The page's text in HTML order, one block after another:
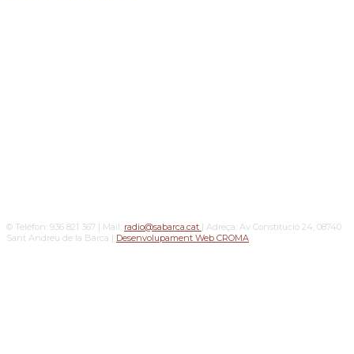
© Telèfon: 936 821 367 | Mail: radio@sabarca.cat | Adreça: Av Constitució 24, 08740
Sant Andreu de la Barca | Desenvolupament Web CROMA